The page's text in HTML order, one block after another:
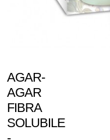
AGAR-
AGAR
FIBRA
SOLUBILE